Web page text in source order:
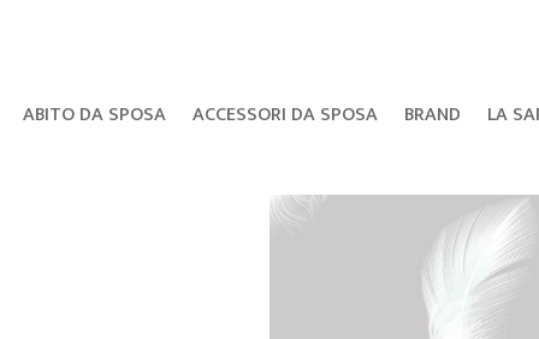
ABITO DA SPOSA ACCESSORI DA SPOSA BRAND LA